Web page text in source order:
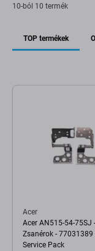
10-ból 10 termék
TOP termékek
Acer
Acer AN515-54-75SJ -
Zsanérok - 77031389
Service Pack